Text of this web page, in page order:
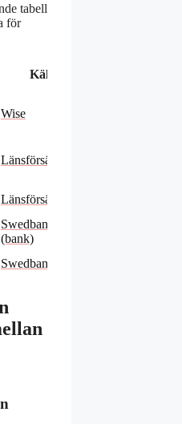
tabell
för
Källa
Wise
Länsförsäkringar
Länsförsäkringar
Swedbank
(bank)
Swedbank